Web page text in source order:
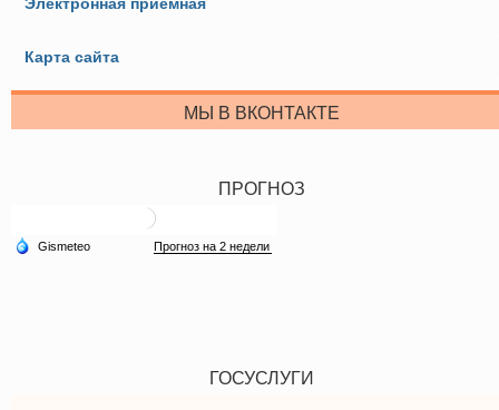
Карта сайта
МЫ В ВКОНТАКТЕ
ПРОГНОЗ
ГОСУСЛУГИ